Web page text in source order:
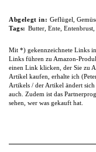
Abgelegt in: Geflügel
Tags: Butter, Ente, Entenbrust,
Mit *) gekennzeichnete Links
Links führen zu Amazon-
einen Link klicken, der Sie zu
Artikel kaufen, erhalte ich
Artikels / der Artikel ändert sich
auch. Zudem ist das
sehen, wer was gekauft hat.